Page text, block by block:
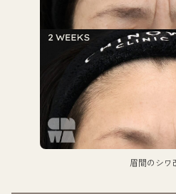
眉間のシワ